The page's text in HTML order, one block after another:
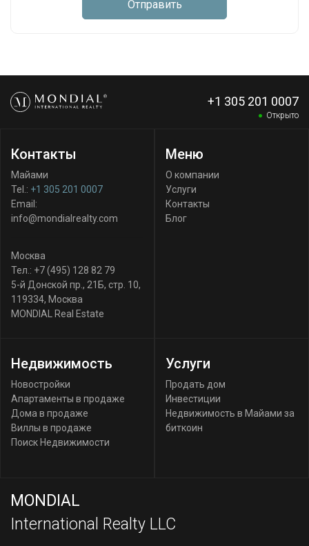
Отправить
+1 305 201 0007
Открыто
Контакты
Майами
Tel.: +1 305 201 0007
Email:
info@mondialrealty.com
Москва
Тел.: +7 (495) 128 82 79
5-й Донской пр., 21Б, стр. 10,
119334, Москва
MONDIAL Real Estate
Меню
О компании
Услуги
Контакты
Блог
Недвижимость
Новостройки
Апартаменты в продаже
Дома в продаже
Виллы в продаже
Поиск Недвижимости
Услуги
Продать дом
Инвестиции
Недвижимость в Майами за
биткоин
MONDIAL
International Realty LLC